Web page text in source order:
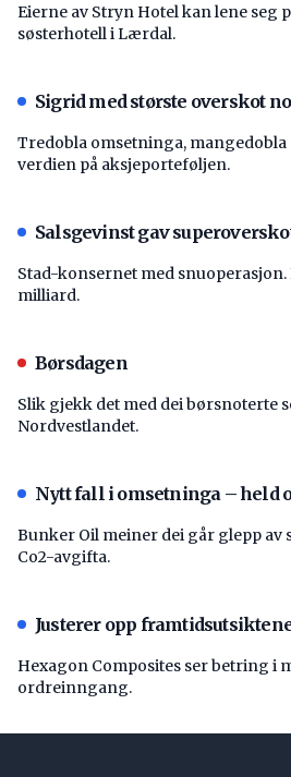
Eierne av Stryn Hotel kan lene seg
søsterhotell i Lærdal.
Sigrid med største overskot
Tredobla omsetninga,
verdien på aksjeporteføljen.
Salsgevinst gav
Stad-konsernet med
milliard.
Børsdagen
Slik gjekk det med dei børsnoterte
Nordvestlandet.
Nytt fall i omsetninga – held
Bunker Oil meiner dei går glepp
Co2-avgifta.
Justerer opp
Hexagon Composites ser betring i
ordreinngang.